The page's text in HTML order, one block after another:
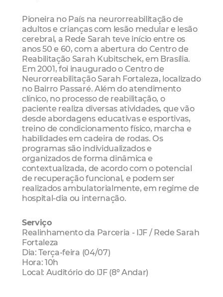
Pioneira no País na neurorreabilitação de
adultos e crianças com lesão medular e lesão
cerebral, a Rede Sarah teve início entre os
anos 50 e 60, com a abertura do Centro de
Reabilitação Sarah Kubitschek, em Brasília.
Em 2001, foi inaugurado o Centro de
Neurorreabilitação Sarah Fortaleza, localizado
no Bairro Passaré. Além do atendimento
clínico, no processo de reabilitação, o
paciente realiza diversas atividades, que vão
desde abordagens educativas e esportivas,
treino de condicionamento físico, marcha e
habilidades em cadeira de rodas. Os
programas são individualizados e
organizados de forma dinâmica e
contextualizada, de acordo com o potencial
de recuperação funcional, e podem ser
realizados ambulatorialmente, em regime de
hospital-dia ou internação.
Serviço
Realinhamento da Parceria - IJF / Rede Sarah
Fortaleza
Dia: Terça-feira (04/07)
Hora: 10h
Local: Auditório do IJF (8º Andar)